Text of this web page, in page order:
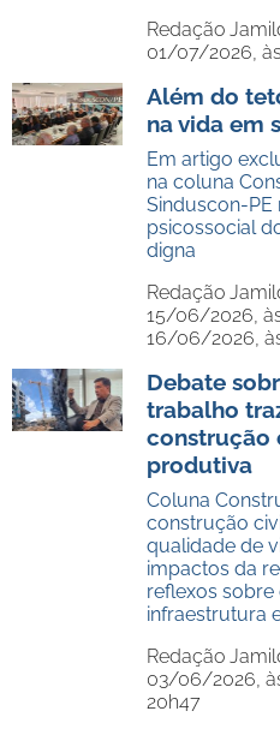
Redação
01/07/2026,
Além do
na vida em
Em artigo
na coluna
Sinduscon-PE
psicossocial
digna
Redação
15/06/2026,
16/06/2026,
Debate
trabalho
construção
produtiva
Coluna
construção
qualidade de
impactos da
reflexos
infraestrutura
Redação
03/06/2026,
20h47